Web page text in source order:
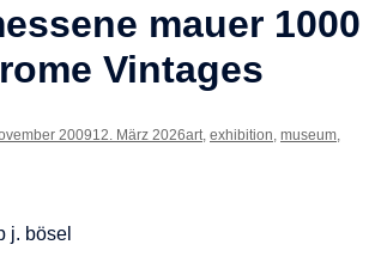
mauer 1000
Vintages
200912. März 2026art, exhibition, museum,